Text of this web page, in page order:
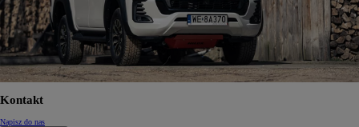
Kontakt
Napisz do nas